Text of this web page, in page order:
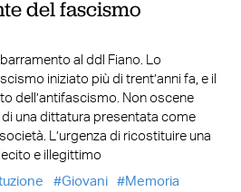
del fascismo
al ddl Fiano. Lo
iniziato più di trent’anni fa, e il
dell’antifascismo. Non oscene
una dittatura presentata come
L’urgenza di ricostituire una
e illegittimo
Giovani
Memoria